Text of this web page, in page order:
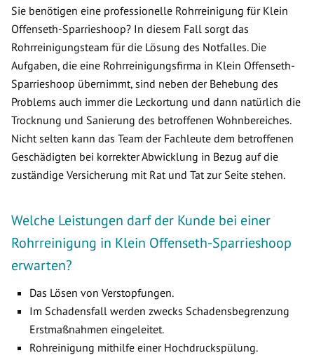
Sie benötigen eine professionelle Rohrreinigung für Klein
Offenseth-Sparrieshoop? In diesem Fall sorgt das
Rohrreinigungsteam für die Lösung des Notfalles. Die
Aufgaben, die eine Rohrreinigungsfirma in Klein Offenseth-
Sparrieshoop übernimmt, sind neben der Behebung des
Problems auch immer die Leckortung und dann natürlich die
Trocknung und Sanierung des betroffenen Wohnbereiches.
Nicht selten kann das Team der Fachleute dem betroffenen
Geschädigten bei korrekter Abwicklung in Bezug auf die
zuständige Versicherung mit Rat und Tat zur Seite stehen.
Welche Leistungen darf der Kunde bei einer
Rohrreinigung in Klein Offenseth-Sparrieshoop
erwarten?
Das Lösen von Verstopfungen.
Im Schadensfall werden zwecks Schadensbegrenzung
Erstmaßnahmen eingeleitet.
Rohreinigung mithilfe einer Hochdruckspülung.